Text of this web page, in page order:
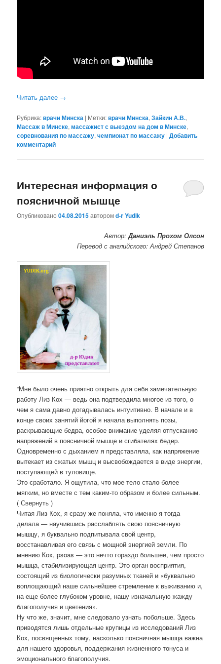
Читать далее →
Рубрика:врачи Минска | Метки:врачи Минска,Зайкин А.В.,
Массаж в Минске,массажист с выездом на дом в Минске,
соревнования по массажу,чемпионат по массажу |Добавить
комментарий
Интересная информация о
поясничной мышце
Опубликовано04.08.2015авторомd-r Yudik
Автор:Даниэль Прохом Олсон
Перевод с английского: Андрей Степанов
“Мне было очень приятно открыть для себя замечательную
работу Лиз Кох — ведь она подтвердила многое из того, о
чем я сама давно догадывалась интуитивно. В начале и в
конце своих занятий йогой я начала выполнять позы,
раскрывающие бедра, особое внимание уделяя отпусканию
напряжений в поясничной мышце и сгибателях бедер.
Одновременно с дыханием я представляла, как напряжение
вытекает из сжатых мышц и высвобождается в виде энергии,
поступающей в туловище.
Это сработало. Я ощутила, что мое тело стало более
мягким, но вместе с тем каким-то образом и более сильным.
( Свернуть )
Читая Лиз Кох, я сразу же поняла, что именно я тогда
делала — научившись расслаблять свою поясничную
мышцу, я буквально подпитывала свой центр,
восстанавливая его связь с мощной энергией земли. По
мнению Кох, psoas — это нечто гораздо большее, чем просто
мышца, стабилизирующая центр. Это орган восприятия,
состоящий из биологически разумных тканей и «буквально
воплощающий наше сильнейшее стремление к выживанию и,
на еще более глубоком уровне, нашу изначальную жажду
благополучия и цветения».
Ну что же, значит, мне следовало узнать побольше. Здесь
приводятся лишь отдельные крупицы из исследований Лиз
Кох, посвященных тому, насколько поясничная мышца важна
для нашего здоровья, поддержания жизненного тонуса и
эмоционального благополучия.